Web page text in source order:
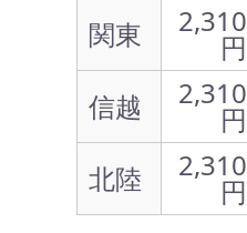
関東
2,310
円
信越
2,310
円
北陸
2,310
円